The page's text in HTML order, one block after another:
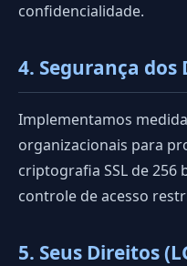
confidencialidade.
4. Segurança dos
Implementamos
organizacionais para
criptografia SSL de 256
controle de acesso
5. Seus Direitos